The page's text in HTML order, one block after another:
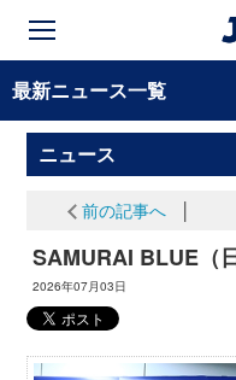
最新ニュース一覧
ニュース
前の記事へ
SAMURAI BLUE（
2026年07月03日